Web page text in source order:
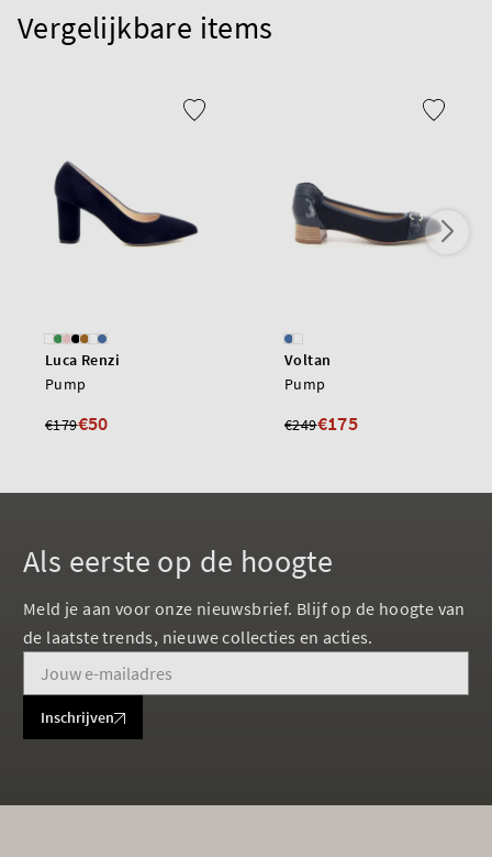
Vergelijkbare items
Luca Renzi
Pump
€179€50
Voltan
Pump
€249€175
Als eerste op de hoogte
Meld je aan voor onze nieuwsbrief. Blijf op de hoogte van
de laatste trends, nieuwe collecties en acties.
Inschrijven